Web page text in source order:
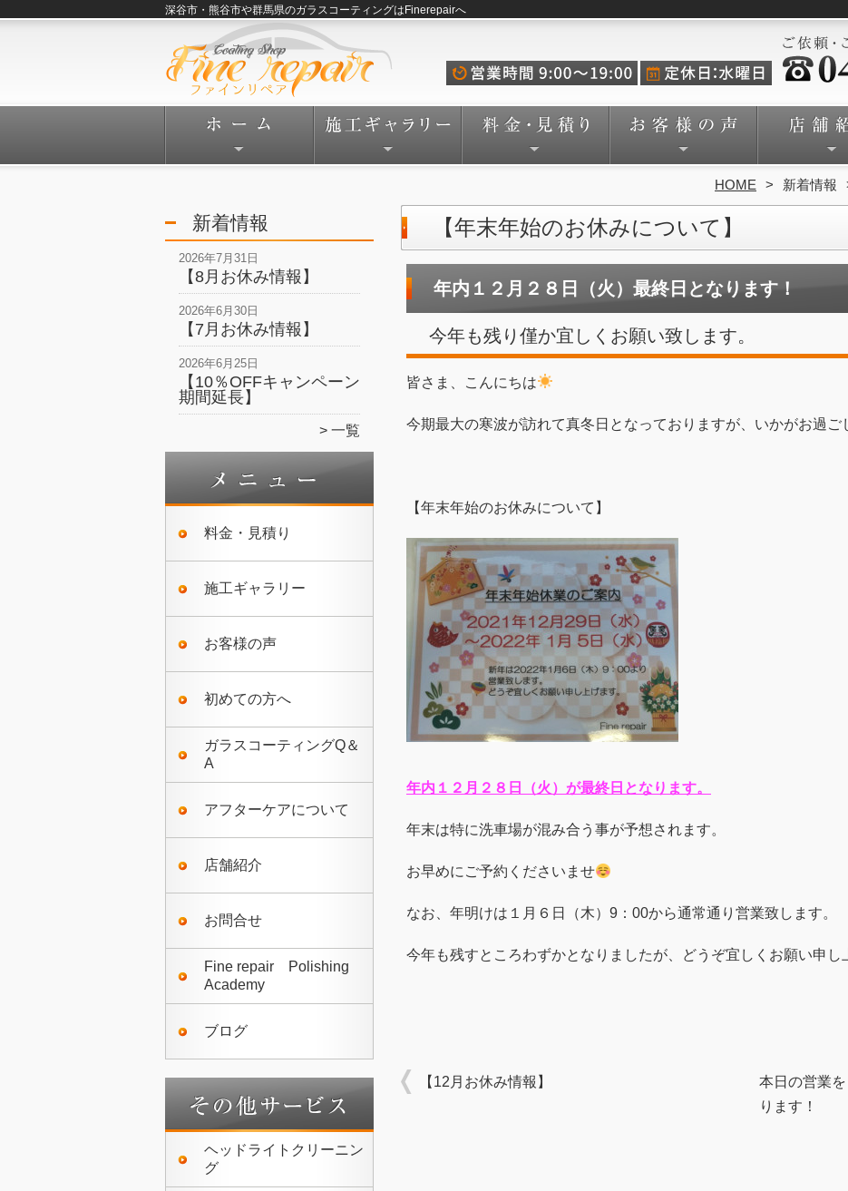
深谷市・熊谷市や群馬県のガラスコーティングはFinerepairへ
HOME 新着情報
新着情報
2026年7月31日
【8月お休み情報】
2026年6月30日
【7月お休み情報】
2026年6月25日
【10％OFFキャンペーン
期間延長】
一覧
料金・見積り
施工ギャラリー
お客様の声
初めての方へ
ガラスコーティングQ＆
A
アフターケアについて
店舗紹介
お問合せ
Fine repair Polishing
Academy
ブログ
ヘッドライトクリーニン
グ
【年末年始のお休みについて】
年内１２月２８日（火）最終日となります！
今年も残り僅か宜しくお願い致します。
皆さま、こんにちは
今期最大の寒波が訪れて真冬日となっておりますが、いかがお過ご
【年末年始のお休みについて】
年内１２月２８日（火）が最終日となります。
年末は特に洗車場が混み合う事が予想されます。
お早めにご予約くださいませ
なお、年明けは１月６日（木）9：00から通常通り営業致します。
今年も残すところわずかとなりましたが、どうぞ宜しくお願い申
【12月お休み情報】
本日の営業
ります！